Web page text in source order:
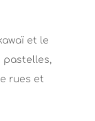
et le
pastelles,
rues et